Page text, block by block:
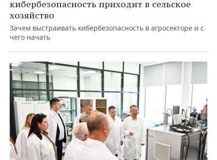
кибербезопасность приходит в сельское
хозяйство
Зачем выстраивать кибербезопасность в агросекторе и с
чего начать